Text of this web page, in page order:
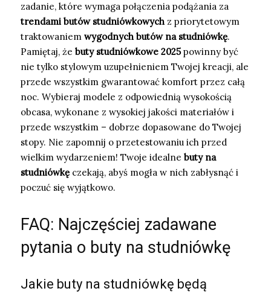
zadanie, które wymaga połączenia podążania za
trendami butów studniówkowych z priorytetowym
traktowaniem wygodnych butów na studniówkę.
Pamiętaj, że buty studniówkowe 2025powinny być
nie tylko stylowym uzupełnieniem Twojej kreacji, ale
przede wszystkim gwarantować komfort przez całą
noc. Wybieraj modele z odpowiednią wysokością
obcasa, wykonane z wysokiej jakości materiałów i
przede wszystkim – dobrze dopasowane do Twojej
stopy. Nie zapomnij o przetestowaniu ich przed
wielkim wydarzeniem! Twoje idealne buty na
studniówkę czekają, abyś mogła w nich zabłysnąć i
poczuć się wyjątkowo.
FAQ: Najczęściej zadawane
pytania o buty na studniówkę
Jakie buty na studniówkę będą